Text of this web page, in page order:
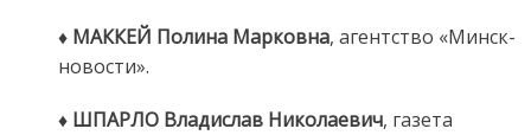
♦ МАККЕЙ Полина Марковна, агентство «Минск-
новости».
♦ ШПАРЛО Владислав Николаевич, газета